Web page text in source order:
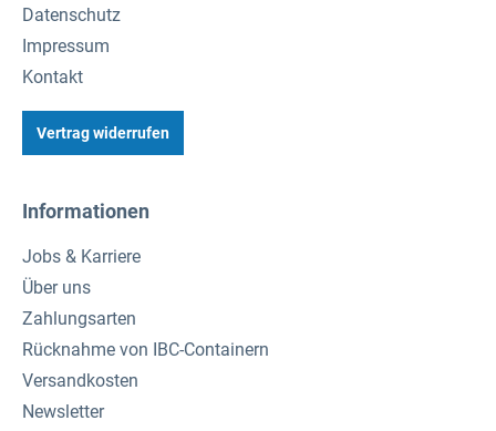
Datenschutz
Impressum
Kontakt
Vertrag widerrufen
Informationen
Jobs & Karriere
Über uns
Zahlungsarten
Rücknahme von IBC-Containern
Versandkosten
Newsletter